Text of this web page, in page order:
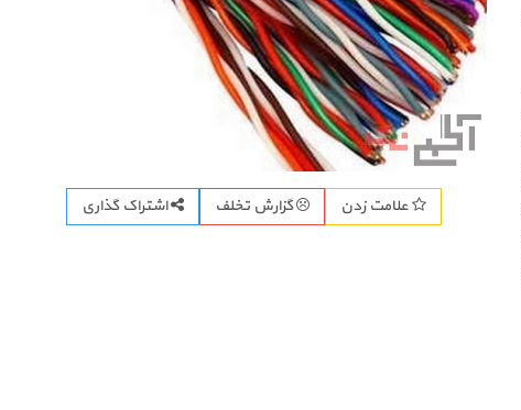
علامت زدن گزارش تخلف اشتراک گذاری